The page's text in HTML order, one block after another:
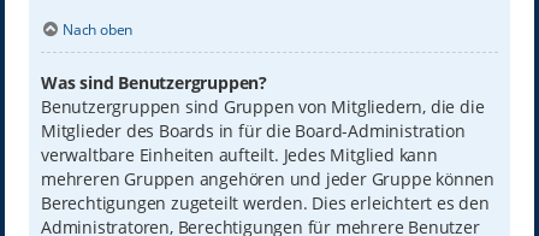
Nach oben
Was sind Benutzergruppen?
Benutzergruppen sind Gruppen von Mitgliedern, die die
Mitglieder des Boards in für die Board-Administration
verwaltbare Einheiten aufteilt. Jedes Mitglied kann
mehreren Gruppen angehören und jeder Gruppe können
Berechtigungen zugeteilt werden. Dies erleichtert es den
Administratoren, Berechtigungen für mehrere Benutzer